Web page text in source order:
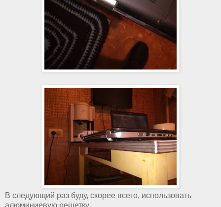
В следующий раз буду, скорее всего, использовать
алюминиевую решетку.